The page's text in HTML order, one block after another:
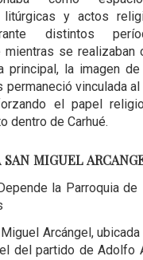
litúrgicas y actos
distintos
mientras se realizaban
principal, la imagen
permaneció vinculada
el papel
dentro de Carhué.
MIGUEL
la Parroquia de
Arcángel,
del partido de Adolfo